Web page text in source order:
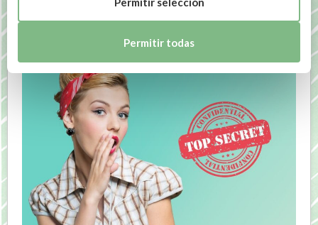
Permitir todas